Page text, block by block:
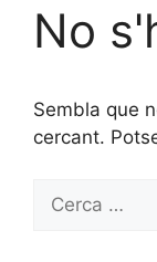
No
Sembla que
cercant.
Cerca: